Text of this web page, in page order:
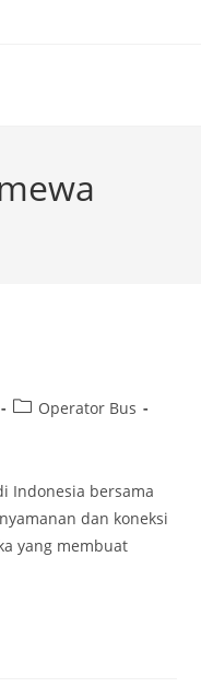
PostOperator Bus
Indonesia bersama
dan koneksi
yang membuat